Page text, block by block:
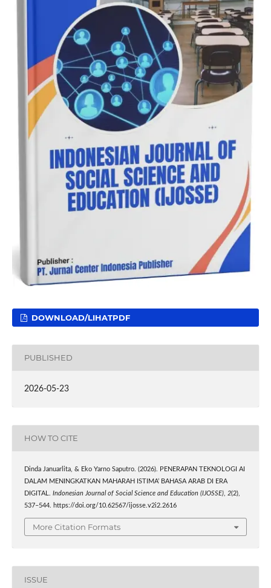
DOWNLOAD/LIHATPDF
PUBLISHED
2026-05-23
HOW TO CITE
Dinda Januarlita, & Eko Yarno Saputro. (2026). PENERAPAN TEKNOLOGI AI
DALAM MENINGKATKAN MAHARAH ISTIMA’ BAHASA ARAB DI ERA
DIGITAL. Indonesian Journal of Social Science and Education (IJOSSE), 2(2),
537–544. https://doi.org/10.62567/ijosse.v2i2.2616
More Citation Formats
ISSUE